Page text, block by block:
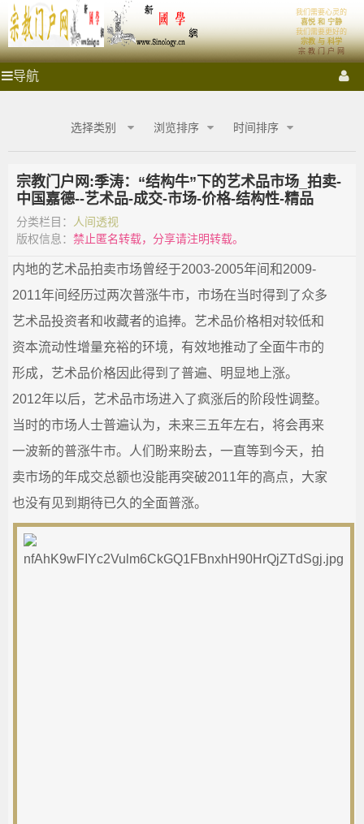
'); })();
我们需要心灵的
喜悦 和 宁静
我们需要更好的
宗教 与 科学
宗 教 门 户 网
导航
宗
_
教
商
城
_
教
融
合
网-
学
宗
教
网
宗
商
_
教
祭拜圣地 宗教门户 各大宗教 宗教艺术 宗教影音
选择类别
浏览排序 时间排序
宗教门户网:季涛：“结构牛”下的艺术品市场_拍卖-​
中国嘉德--艺术品-成交-市场-价格-结构性-精品
分类栏目：
人间透视
版权信息： 禁止匿名转载，分享请注明转载。
内地的艺术品拍卖市场曾经于2003-2005年间和2009-
2011年间经历过两次普涨牛市，市场在当时得到了众多
艺术品投资者和收藏者的追捧。艺术品价格相对较低和
资本流动性增量充裕的环境，有效地推动了全面牛市的
形成，艺术品价格因此得到了普遍、明显地上涨。
2012年以后，艺术品市场进入了疯涨后的阶段性调整。
当时的市场人士普遍认为，未来三五年左右，将会再来
一波新的普涨牛市。人们盼来盼去，一直等到今天，拍
卖市场的年成交总额也没能再突破2011年的高点，大家
也没有见到期待已久的全面普涨。